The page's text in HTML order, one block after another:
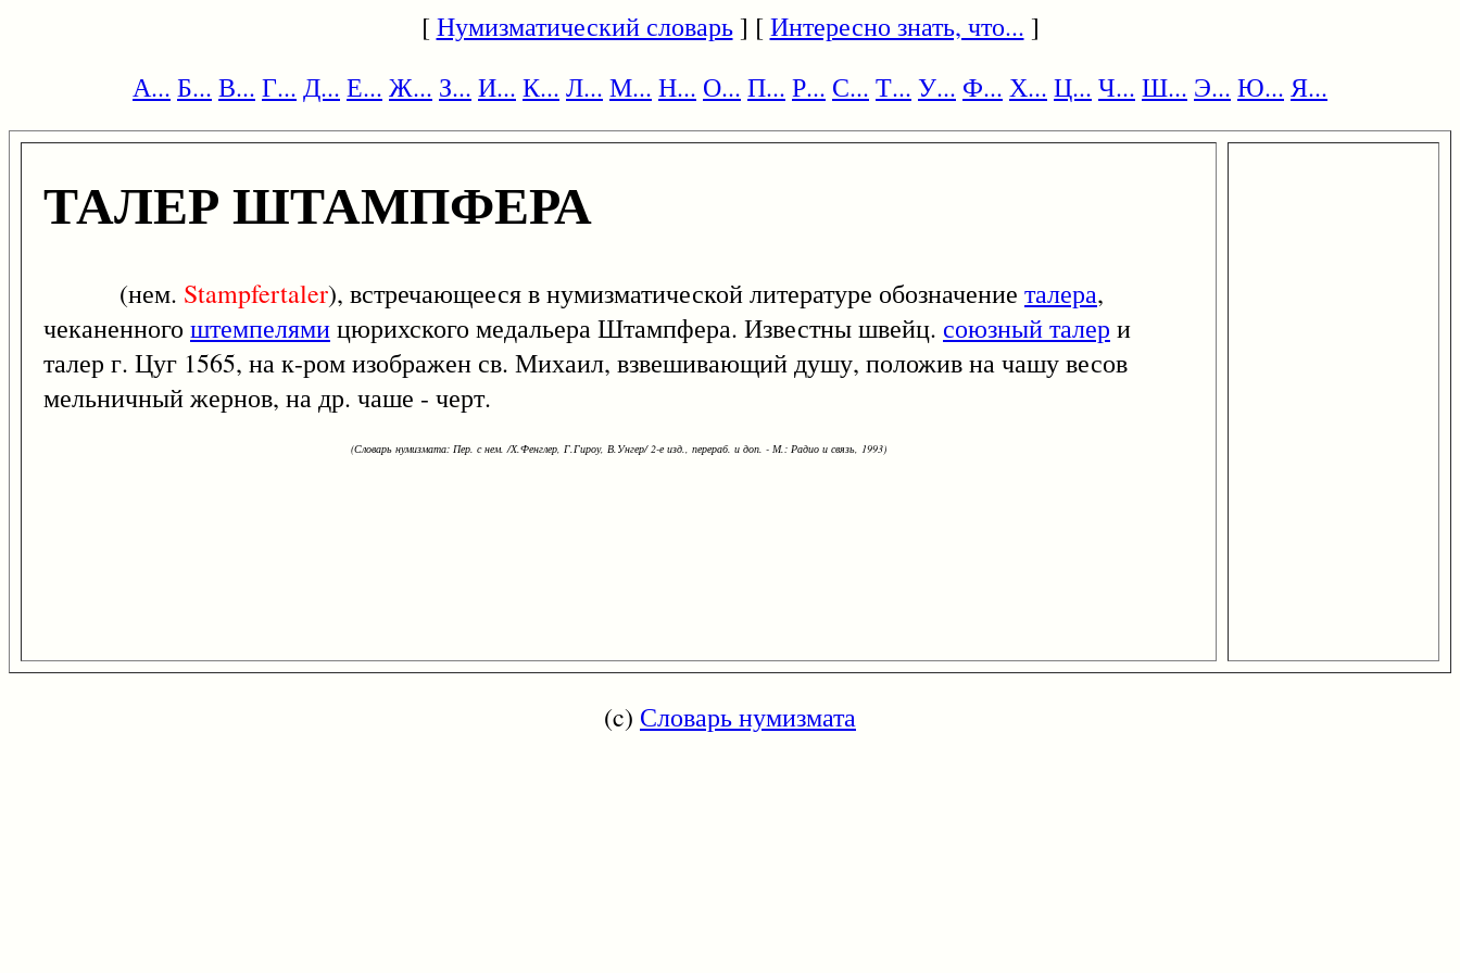
[Нумизматический словарь] [Интересно знать, что... ]
А... Б... В... Г... Д... Е... Ж... З... И... К... Л... М... Н... О... П... Р... С... Т... У... Ф... Х... Ц... Ч... Ш... Э... Ю... Я...
ТАЛЕР ШТАМПФЕРА
(нем. Stampfertaler), встречающееся в нумизматической литературе обозначение талера,
чеканенного штемпелямицюрихского медальера Штампфера. Известны швейц. союзный талер и
талер г. Цуг 1565, на к-ром изображен св. Михаил, взвешивающий душу, положив на чашу весов
мельничный жернов, на др. чаше - черт.
(Словарь нумизмата: Пер. с нем. /Х.Фенглер, Г.Гироу, В.Унгер/ 2-е изд., перераб. и доп. - М.: Радио и связь, 1993)
(c) Словарь нумизмата